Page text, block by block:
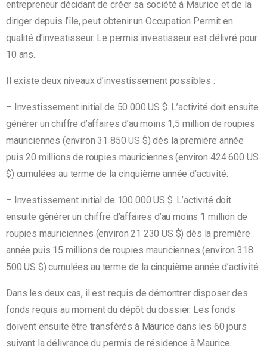
entrepreneur décidant de créer sa société à Maurice et de la
diriger depuis l’île, peut obtenir un Occupation Permit en
qualité d’investisseur. Le permis investisseur est délivré pour
10 ans.
Il existe deux niveaux d’investissement possibles :
– Investissement initial de 50 000 US $. L’activité doit ensuite
générer un chiffre d’affaires d’au moins 1,5 million de roupies
mauriciennes (environ 31 850 US $)dès la première année
puis20 millions de roupies mauriciennes(environ 424 600 US
$) cumulées au terme de la cinquième année d’activité.
– Investissement initial de 100 000 US $. L’activité doit
ensuite générer un chiffre d’affaires d’au moins 1 million de
roupies mauriciennes (environ 21 230US $)dès la première
année puis 15 millions de roupies mauriciennes(environ 318
500 US $) cumulées au terme de la cinquième année d’activité.
Dans les deux cas, il est requis de démontrer disposer des
fonds requis au moment du dépôt du dossier. Les fonds
doivent ensuite être transférés à Maurice dans les 60 jours
suivant la délivrance du permis de résidence à Maurice.